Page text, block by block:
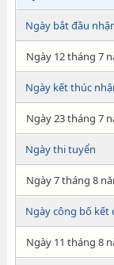
Ngày bắt đầu
Ngày 12 tháng 7
Ngày kết thúc
Ngày 23 tháng 7
Ngày thi tuyển
Ngày 7 tháng 8
Ngày công bố kết
Ngày 11 tháng 8